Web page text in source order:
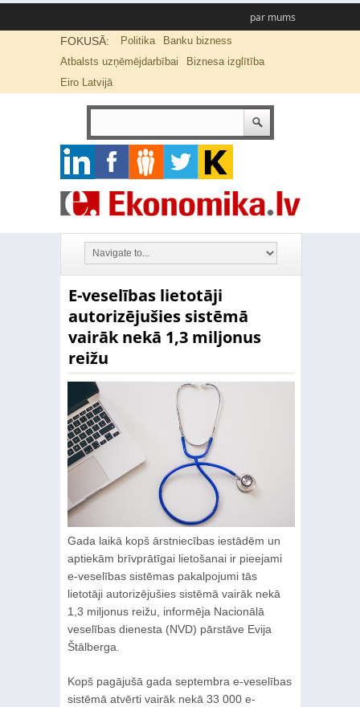
par mums
FOKUSĀ: Politika
Banku bizness
Atbalsts uzņēmējdarbībai
Biznesa izglītība
Eiro Latvijā
E-veselības lietotāji
autorizējušies sistēmā
vairāk nekā 1,3 miljonus
reižu
Gada laikā kopš ārstniecības iestādēm un
aptiekām brīvprātīgai lietošanai ir pieejami
e-veselības sistēmas pakalpojumi tās
lietotāji autorizējušies sistēmā vairāk nekā
1,3 miljonus reižu, informēja Nacionālā
veselības dienesta (NVD) pārstāve Evija
Štālberga.
Kopš pagājušā gada septembra e-veselības
sistēmā atvērti vairāk nekā 33 000 e-